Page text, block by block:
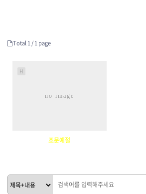
Total 1 /1 page
H
no image
조문예절